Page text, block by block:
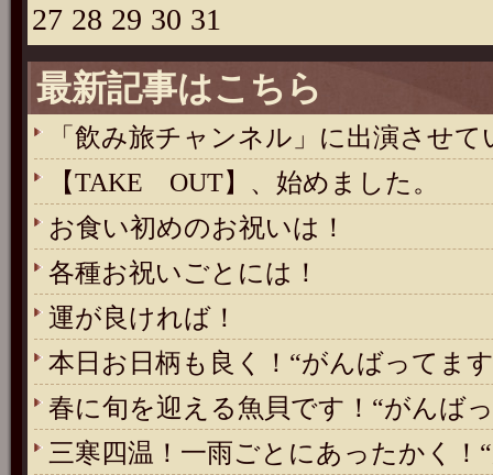
27 28 29 30 31
最新記事はこちら
「飲み旅チャンネル」に出演させ
【TAKE OUT】、始めました。
お食い初めのお祝いは！
各種お祝いごとには！
運が良ければ！
本日お日柄も良く！“がんばってま
春に旬を迎える魚貝です！“がんば
三寒四温！一雨ごとにあったかく！